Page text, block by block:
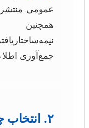
عمومی
همچنین
جمع‌آوری
۲.